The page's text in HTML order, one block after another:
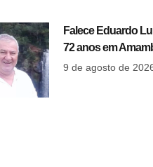
Falece Eduardo
72 anos em
9 de agosto de